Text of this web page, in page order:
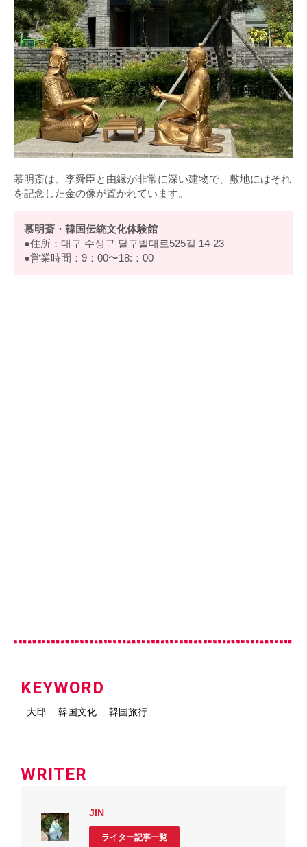
慕明斎は、李舜臣と由縁が非常に深い建物で、敷地にはそれ
を記念した金の像が置かれています。
慕明斎・韓国伝統文化体験館
●住所：대구 수성구 달구벌대로525길 14-23
●営業時間：9：00〜18:：00
KEYWORD
大邱 韓国文化 韓国旅行
WRITER
JIN
ライター記事一覧